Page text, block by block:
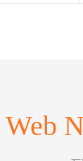
Web